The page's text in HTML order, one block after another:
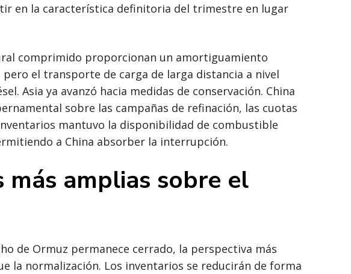
en la característica definitoria del trimestre en lugar
comprimido proporcionan un amortiguamiento
el transporte de carga de larga distancia a nivel
Asia ya avanzó hacia medidas de conservación. China
sobre las campañas de refinación, las cuotas
mantuvo la disponibilidad de combustible
a China absorber la interrupción.
más amplias sobre el
de Ormuz permanece cerrado, la perspectiva más
la normalización. Los inventarios se reducirán de forma